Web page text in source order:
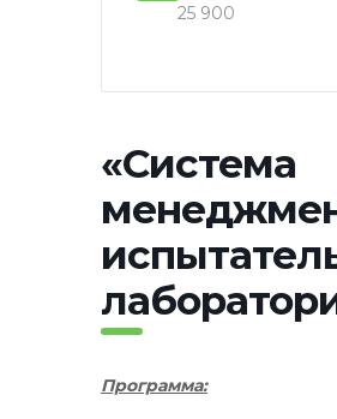
25 900
«Система
Программа: